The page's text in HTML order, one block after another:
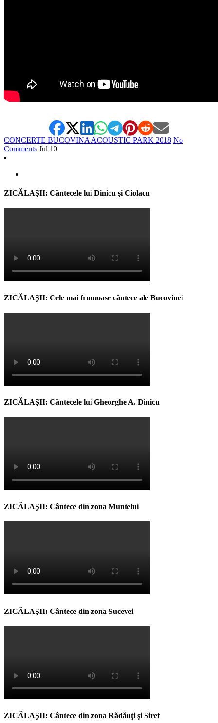
CONCERTE BUCOVINA ACOUSTIC PARK 2018 No
Comments Jul 10
ZICĂLAŞII: Cântecele lui Dinicu şi Ciolacu
ZICĂLAŞII: Cele mai frumoase cântece ale Bucovinei
ZICĂLAŞII: Cântecele lui Gheorghe A. Dinicu
ZICĂLAŞII: Cântece din zona Muntelui
ZICĂLAŞII: Cântece din zona Sucevei
ZICĂLAŞII: Cântece din zona Rădăuţi şi Siret